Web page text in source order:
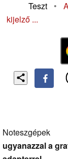
Teszt •
kijelző ...
Noteszgépek
ugyanazzal a